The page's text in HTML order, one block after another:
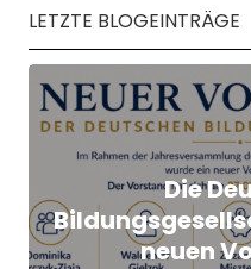
LETZTE BLOGEINTRÄGE
Die
neuen